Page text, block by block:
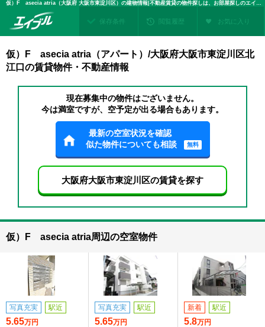
仮）F asecia atria（大阪府 大阪市東淀川区）の建物情報|不動産賃貸の物件探しは、お部屋探しのエイブル
保存条件 閲覧履歴 お気に入り
仮）F asecia atria（アパート）/大阪府大阪市東淀川区北
江口の賃貸物件・不動産情報
現在募集中の物件はございません。
今は満室ですが、空予定が出る場合もあります。
最新の空室状況を確認
似た物件についても相談
無料
大阪府大阪市東淀川区の賃貸を探す
仮）F asecia atria周辺の空室物件
写真充実 駅近
5.65万円
写真充実 駅近
5.65万円
新着 駅近
5.8万円